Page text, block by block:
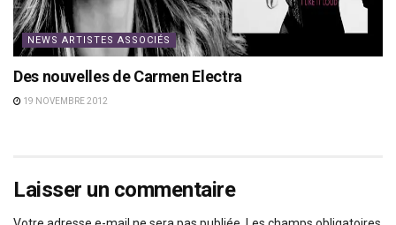
NEWS ARTISTES ASSOCIÉS
Des nouvelles de Carmen Electra
19 NOVEMBRE 2012
Laisser un commentaire